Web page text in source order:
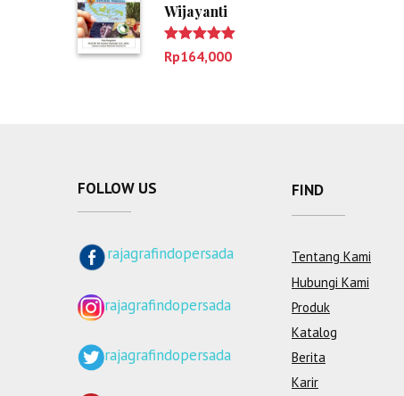
Wijayanti
Dinilai 5.00
dari 5
Rp164,000
FOLLOW US
rajagrafindopersada
rajagrafindopersada
rajagrafindopersada
FIND
Tentang Kami
Hubungi Kami
Produk
Katalog
Berita
Karir